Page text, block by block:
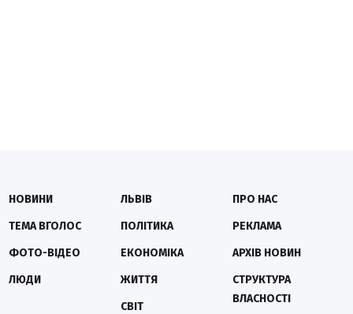
НОВИНИ
ТЕМА ВГОЛОС
ФОТО-ВІДЕО
ЛЮДИ
ЛЬВІВ
ПОЛІТИКА
ЕКОНОМІКА
ЖИТТЯ
СВІТ
ПРО НАС
РЕКЛАМА
АРХІВ НОВИН
СТРУКТУРА
ВЛАСНОСТІ